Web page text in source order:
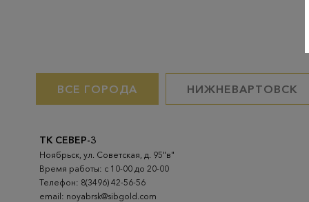
ВСЕ ГОРОДА НИЖНЕВАРТОВСК
ТК СЕВЕР-3
Ноябрьск, ул. Советская, д. 95"в"
Время работы: с 10-00 до 20-00
Телефон: 8(3496) 42-56-56
email: noyabrsk@sibgold.com